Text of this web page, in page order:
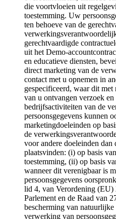
die voortvloeien uit
toestemming. Uw
ten behoeve van de
gerechtvaardigde
uit het Demo-
en educatieve diensten,
direct marketing van de
contact met u opnemen in
gespecificeerd, waar dit met
van u ontvangen verzoek
bedrijfsactiviteiten van de
persoonsgegevens kunnen
marketingdoeleinden op
de
voor andere doeleinden dan
plaatsvinden: (i) op basis
toestemming, (ii) op basis
wanneer dit verenigbaar is
persoonsgegevens
lid 4, van Verordening (EU)
Parlement en de Raad van
bescherming van
verwerking van